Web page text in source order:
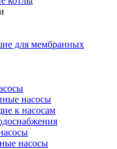
для мембранных
насосы
к насосам
насосы